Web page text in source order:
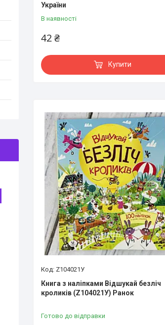
України
В наявності
42 ₴
Купити
Z104021У
Книга з наліпками Відшукай безліч
кроликів (Z104021У) Ранок
Готово до відправки